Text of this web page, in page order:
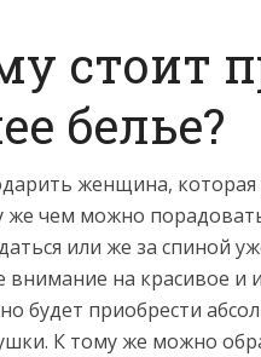
стоит
белье?
женщина, которая
же чем можно
или же за спиной
внимание на красивое и
будет приобрести
К тому же можно